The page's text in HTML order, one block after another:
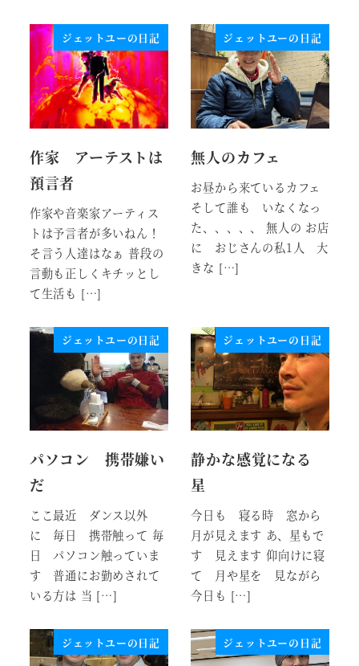
ジェットユーの日記
作家 アーテストは
預言者
作家や音楽家アーティス
トは予言者が多いねん！
そ言う人達はなぁ 普段の
言動も正しくキチッとし
て生活も […]
ジェットユーの日記
無人のカフェ
お昼から来ているカフェ
そして誰も いなくなっ
た、、、、、 無人の お店
に おじさんの私1人 大
きな […]
ジェットユーの日記
パソコン 携帯嫌い
だ
ここ最近 ダンス以外
に 毎日 携帯触って 毎
日 パソコン触っていま
す 普通にお勤めされて
いる方は 当 […]
ジェットユーの日記
静かな感覚になる
星
今日も 寝る時 窓から
月が見えます あ、星もで
す 見えます 仰向けに寝
て 月や星を 見ながら
今日も […]
ジェットユーの日記 ジェットユーの日記